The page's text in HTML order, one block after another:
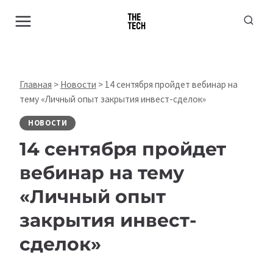
Главная > Новости > 14 сентября пройдет вебинар на
тему «Личный опыт закрытия инвест-сделок»
НОВОСТИ
14 сентября пройдет
вебинар на тему
«Личный опыт
закрытия инвест-
сделок»